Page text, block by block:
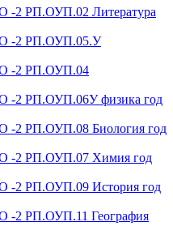
-2 РП.ОУП.02 Литература
-2 РП.ОУП.05.У
-2 РП.ОУП.04
-2 РП.ОУП.06У физика год
-2 РП.ОУП.08 Биология год
-2 РП.ОУП.07 Химия год
-2 РП.ОУП.09 История год
-2 РП.ОУП.11 География